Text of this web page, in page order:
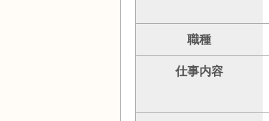
職種
仕事内容